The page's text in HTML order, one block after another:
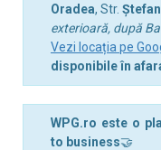
Oradea, Str.
exterioară, după
Vezi locația pe
disponibile în
WPG.ro este o
to business🤝